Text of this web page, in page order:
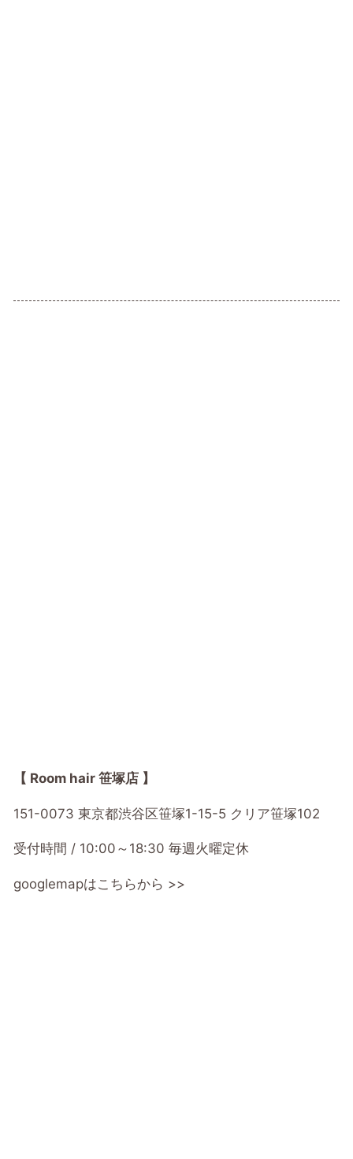
【 Room hair 笹塚店 】
151-0073 東京都渋谷区笹塚1-15-5 クリア笹塚102
受付時間 / 10:00～18:30 毎週火曜定休
googlemapはこちらから >>